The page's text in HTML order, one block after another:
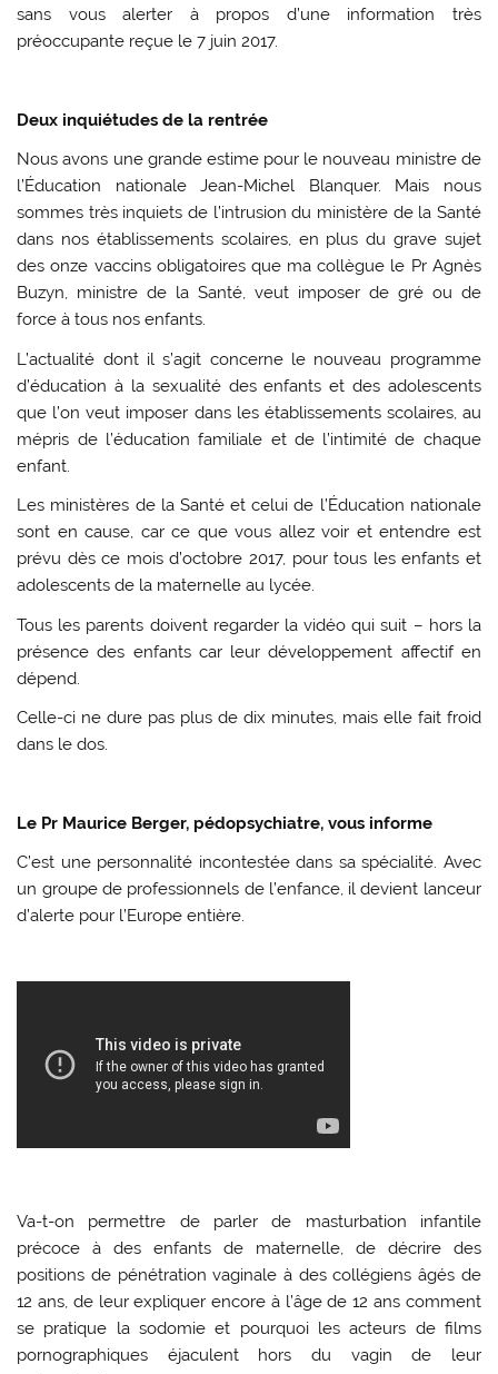
sans vous alerter à propos d’une information très
préoccupante reçue le 7 juin 2017.
Deux inquiétudes de la rentrée
Nous avons une grande estime pour le nouveau ministre de
l’Éducation nationale Jean-Michel Blanquer. Mais nous
sommes très inquiets de l’intrusion du ministère de la Santé
dans nos établissements scolaires, en plus du grave sujet
des onze vaccins obligatoires que ma collègue le Pr Agnès
Buzyn, ministre de la Santé, veut imposer de gré ou de
force à tous nos enfants.
L’actualité dont il s’agit concerne le nouveau programme
d’éducation à la sexualité des enfants et des adolescents
que l’on veut imposer dans les établissements scolaires, au
mépris de l’éducation familiale et de l’intimité de chaque
enfant.
Les ministères de la Santé et celui de l’Éducation nationale
sont en cause, car ce que vous allez voir et entendre est
prévu dès ce mois d’octobre 2017, pour tous les enfants et
adolescents de la maternelle au lycée.
Tous les parents doivent regarder la vidéo qui suit – hors la
présence des enfants car leur développement affectif en
dépend.
Celle-ci ne dure pas plus de dix minutes, mais elle fait froid
dans le dos.
Le Pr Maurice Berger, pédopsychiatre, vous informe
C’est une personnalité incontestée dans sa spécialité. Avec
un groupe de professionnels de l’enfance, il devient lanceur
d’alerte pour l’Europe entière.
Va-t-on permettre de parler de masturbation infantile
précoce à des enfants de maternelle, de décrire des
positions de pénétration vaginale à des collégiens âgés de
12 ans, de leur expliquer encore à l’âge de 12 ans comment
se pratique la sodomie et pourquoi les acteurs de films
pornographiques éjaculent hors du vagin de leur